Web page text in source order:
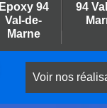
Epoxy 94
Val-de-
Marne
94
Voir nos